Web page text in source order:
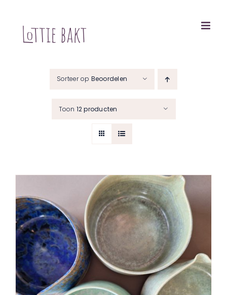
inhoud
Sorteer op Beoordelen
Toon 12 producten